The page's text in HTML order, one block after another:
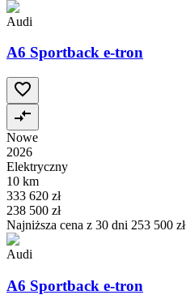
Audi
A6 Sportback e-tron
Nowe
2026
Elektryczny
10 km
333 620 zł
238 500 zł
Najniższa cena z 30 dni 253 500 zł
Audi
A6 Sportback e-tron